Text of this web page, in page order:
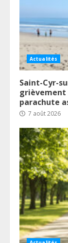
Actualités
Saint-Cyr-
grièvement
parachute
7 août 2026